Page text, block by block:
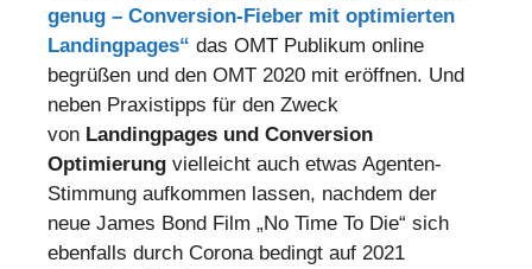
genug – Conversion-Fieber mit optimierten
Landingpages“ das OMT Publikum online
begrüßen und den OMT 2020 mit eröffnen. Und
neben Praxistipps für den Zweck
von Landingpages und Conversion
Optimierung vielleicht auch etwas Agenten-
Stimmung aufkommen lassen, nachdem der
neue James Bond Film „No Time To Die“ sich
ebenfalls durch Corona bedingt auf 2021